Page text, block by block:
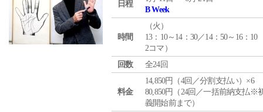
日程
B Week
時間
（火 ）
13：10～14：30／14：50～16：10
2コマ）
回数
全24回
料金
14,850円（4回／分割支払い）×6
80,850円（24回／一括前納支払※
義開始前まで）